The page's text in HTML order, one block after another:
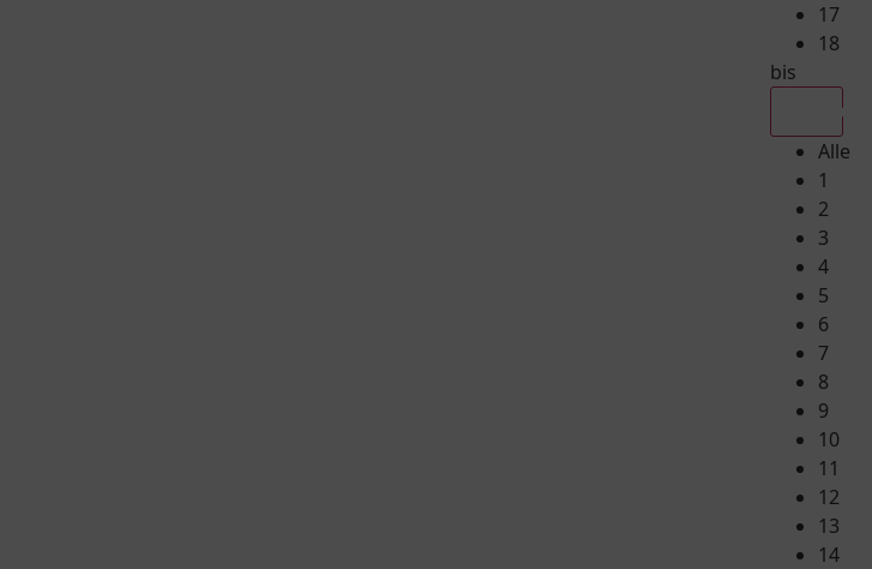
17
18
bis
Alle
1
2
3
4
5
6
7
8
9
10
11
12
13
14